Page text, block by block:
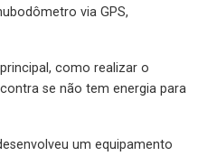
via GPS,
como realizar o
se não tem energia para
um equipamento